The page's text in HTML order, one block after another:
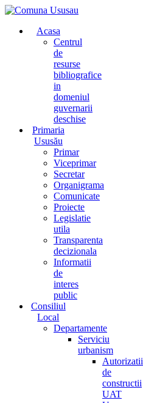
Acasa
Centrul
de
resurse
bibliografice
in
domeniul
guvernarii
deschise
Primaria
Ususău
Primar
Viceprimar
Secretar
Organigrama
Comunicate
Proiecte
Legislatie
utila
Transparenta
decizionala
Informatii
de
interes
public
Consiliul
Local
Departamente
Serviciu
urbanism
Autorizatii
de
constructii
UAT